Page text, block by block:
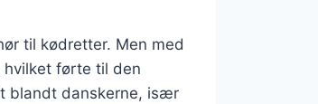
til kødretter. Men med
førte til den
blandt danskerne, især